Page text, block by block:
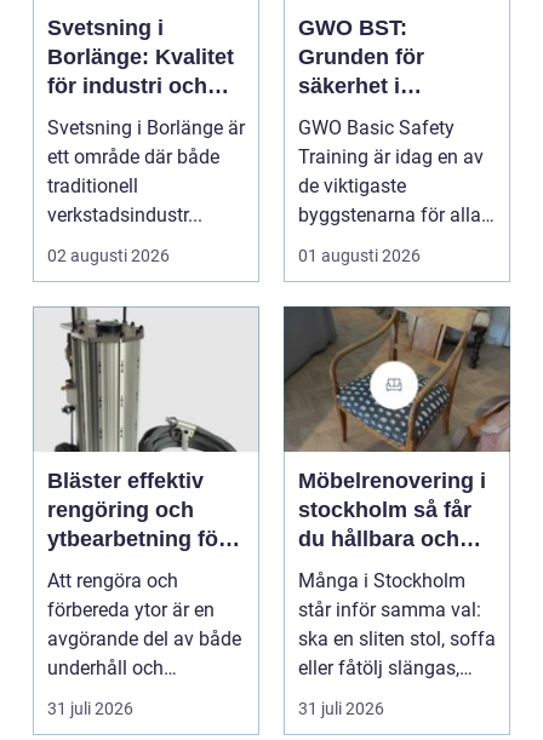
Svetsning i
Borlänge: Kvalitet
för industri och
konstruktion
Svetsning i Borlänge är
ett område där både
traditionell
verkstadsindustr...
02 augusti 2026
GWO BST:
Grunden för
säkerhet i
vindkraftsbransch
en
GWO Basic Safety
Training är idag en av
de viktigaste
byggstenarna för alla
som vill arbet...
01 augusti 2026
Bläster effektiv
rengöring och
ytbearbetning för
proffs och
hantverkare
Att rengöra och
förbereda ytor är en
avgörande del av både
underhåll och
renovering. Färg, rost,
smu...
31 juli 2026
Möbelrenovering i
stockholm så får
du hållbara och
vackra möbler
Många i Stockholm
står inför samma val:
ska en sliten stol, soffa
eller fåtölj slängas,
säljas billi...
31 juli 2026